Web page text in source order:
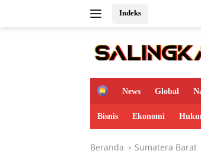
Indeks
H
m
e
News Global
Bisnis Ekonomi
Beranda Sumatera Barat